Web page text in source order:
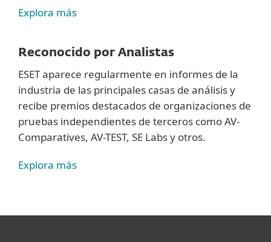
Explora más
Reconocido por Analistas
ESET aparece regularmente en informes de la
industria de las principales casas de análisis y
recibe premios destacados de organizaciones de
pruebas independientes de terceros como AV-
Comparatives, AV-TEST, SE Labs y otros.
Explora más